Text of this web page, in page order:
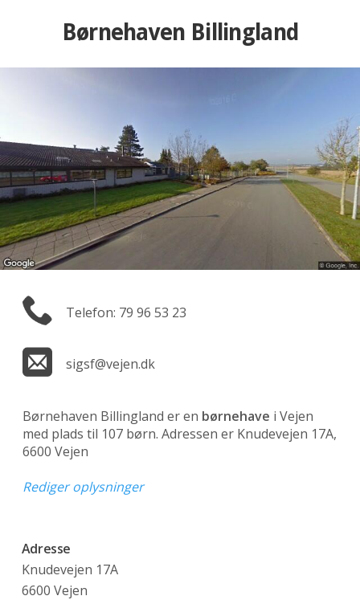
Børnehaven Billingland
Telefon: 79 96 53 23
sigsf@vejen.dk
Børnehaven Billingland er en børnehave i Vejen
med plads til 107 børn. Adressen er Knudevejen 17A,
6600 Vejen
Rediger oplysninger
Adresse
Knudevejen 17A
6600 Vejen